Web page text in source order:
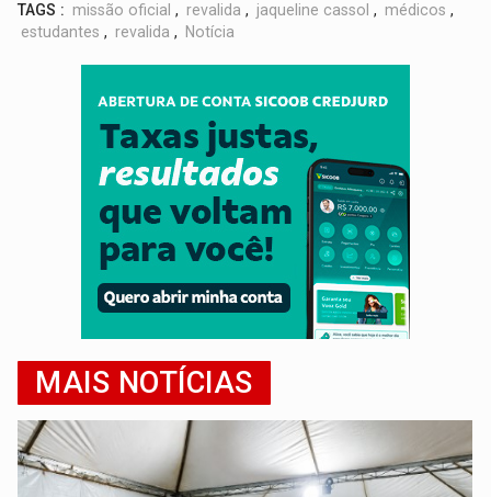
TAGS : missão oficial , revalida , jaqueline cassol , médicos ,
estudantes , revalida , Notícia
MAIS NOTÍCIAS